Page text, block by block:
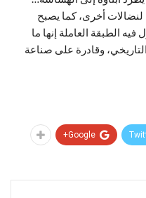
عتبة وجسرا لنضالات أخرى، كما يصبح
الطبقة العاملة إنها ما
وقادرة على صناعة
Google+